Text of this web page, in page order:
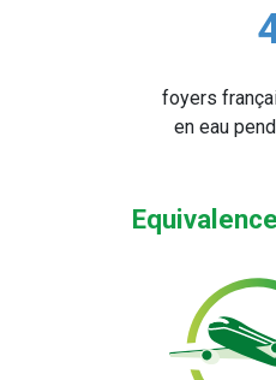
foyers
en eau